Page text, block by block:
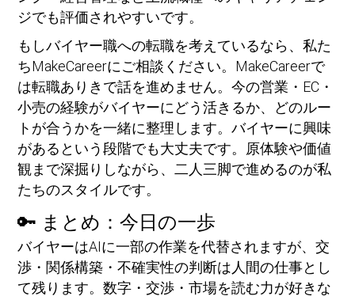
ジでも評価されやすいです。
もしバイヤー職への転職を考えているなら、私た
ちMakeCareerにご相談ください。MakeCareerで
は転職ありきで話を進めません。今の営業・EC・
小売の経験がバイヤーにどう活きるか、どのルー
トが合うかを一緒に整理します。バイヤーに興味
があるという段階でも大丈夫です。原体験や価値
観まで深掘りしながら、二人三脚で進めるのが私
たちのスタイルです。
🔑 まとめ：今日の一歩
バイヤーはAIに一部の作業を代替されますが、交
渉・関係構築・不確実性の判断は人間の仕事とし
て残ります。数字・交渉・市場を読む力が好きな